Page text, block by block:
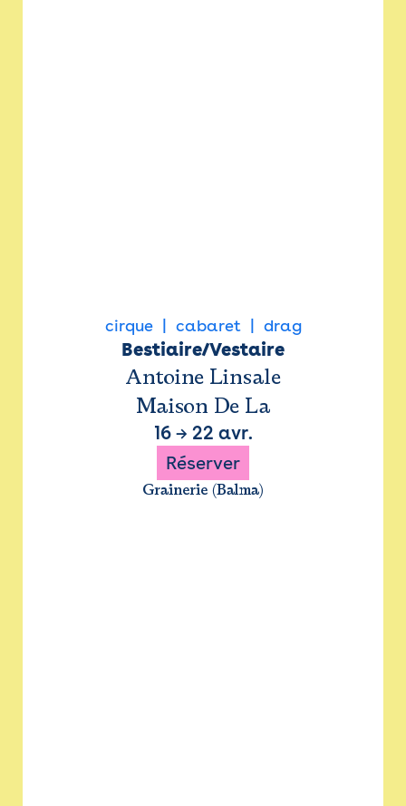
cirque cabaret drag
Bestiaire/Vestaire
Antoine Linsale
Maison De La
16→ 22 avr.
Réserver
Grainerie (Balma)